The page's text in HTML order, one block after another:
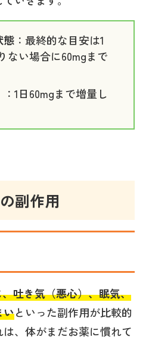
態：最終的な目安は1
ない場合に60mgまで
：1日60mgまで増量し
の副作用
吐き気（悪心）、眠気、
いといった副作用が比較的
、体がまだお薬に慣れて